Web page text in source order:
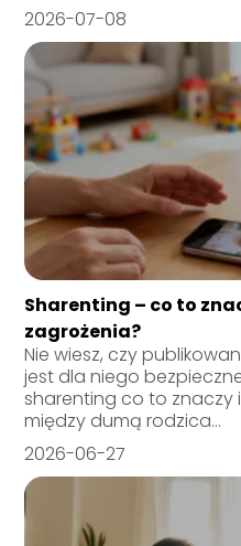
2026-07-08
Sharenting – co to
zagrożenia?
Nie wiesz, czy
jest dla niego
sharenting co to znaczy
między dumą rodzica...
2026-06-27